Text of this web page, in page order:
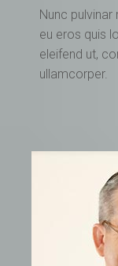
Nunc
eu eros quis
eleifend ut,
ullamcorper.